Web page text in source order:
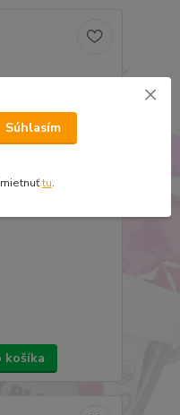
košíka
Súhlasím
tu.